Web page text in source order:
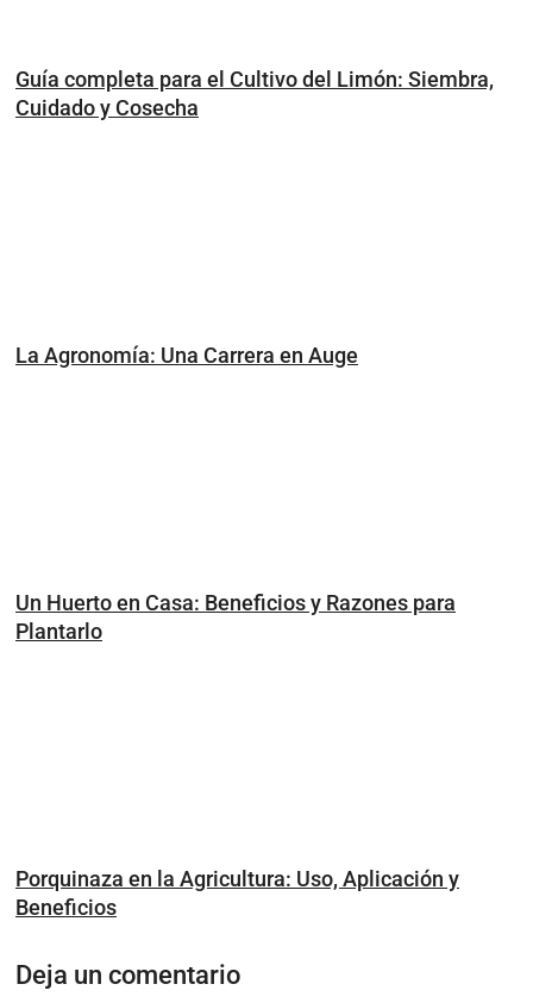
Guía completa para el Cultivo del Limón: Siembra,
Cuidado y Cosecha
La Agronomía: Una Carrera en Auge
Un Huerto en Casa: Beneficios y Razones para
Plantarlo
Porquinaza en la Agricultura: Uso, Aplicación y
Beneficios
Deja un comentario